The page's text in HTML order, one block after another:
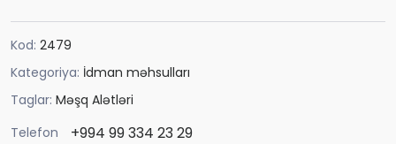
Kod: 2479
Kategoriya: İdman məhsulları
Taglar: Məşq Alətləri
Telefon
+994 99 334 23 29